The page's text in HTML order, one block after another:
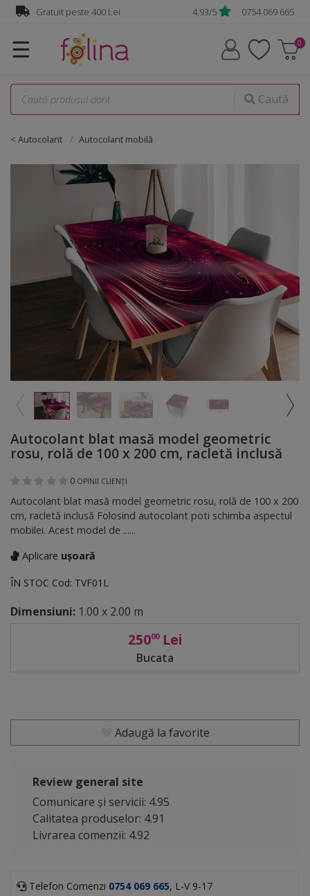
Gratuit peste 400 Lei 4.93/5 0754 069 665
☰
Caută
< Autocolant Autocolant mobilă
Autocolant blat masă model geometric
rosu, rolă de 100 x 200 cm, racletă inclusă
0 OPINII CLIENȚI
Autocolant blat masă model geometric rosu, rolă de 100 x 200
cm, racletă inclusă Folosind autocolant poti schimba aspectul
mobilei. Acest model de ......
Aplicare ușoară
ÎN STOC Cod: TVF01L
Dimensiuni: 1.00 x 2.00 m
25000Lei
Bucata
Adaugă la favorite
Review general site
Comunicare și servicii: 4.95
Calitatea produselor: 4.91
Livrarea comenzii: 4.92
Telefon Comenzi 0754 069 665, L-V 9-17